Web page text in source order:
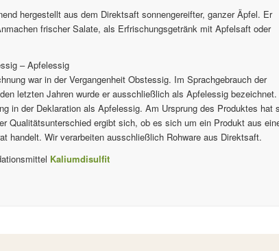
hergestellt aus dem Direktsaft sonnengereifter, ganzer Äpfel. Er
frischer Salate, als Erfrischungsgetränk mit Apfelsaft oder
– Apfelessig
war in der Vergangenheit Obstessig. Im Sprachgebrauch der
letzten Jahren wurde er ausschließlich als Apfelessig bezeichnet.
in der Deklaration als Apfelessig. Am Ursprung des Produktes hat
Qualitätsunterschied ergibt sich, ob es sich um ein Produkt aus
handelt. Wir verarbeiten ausschließlich Rohware aus Direktsaft.
Kaliumdisulfit